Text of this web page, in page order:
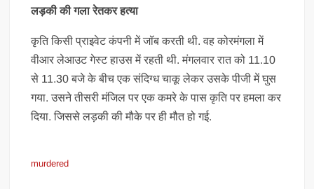
लड़की की गला रेतकर हत्या
कृति किसी प्राइवेट कंपनी में जॉब करती थी. वह कोरमंगला में
वीआर लेआउट गेस्ट हाउस में रहती थी. मंगलवार रात को 11.10
से 11.30 बजे के बीच एक संदिग्ध चाकू लेकर उसके पीजी में घुस
गया. उसने तीसरी मंजिल पर एक कमरे के पास कृति पर हमला कर
दिया. जिससे लड़की की मौके पर ही मौत हो गई.
murdered